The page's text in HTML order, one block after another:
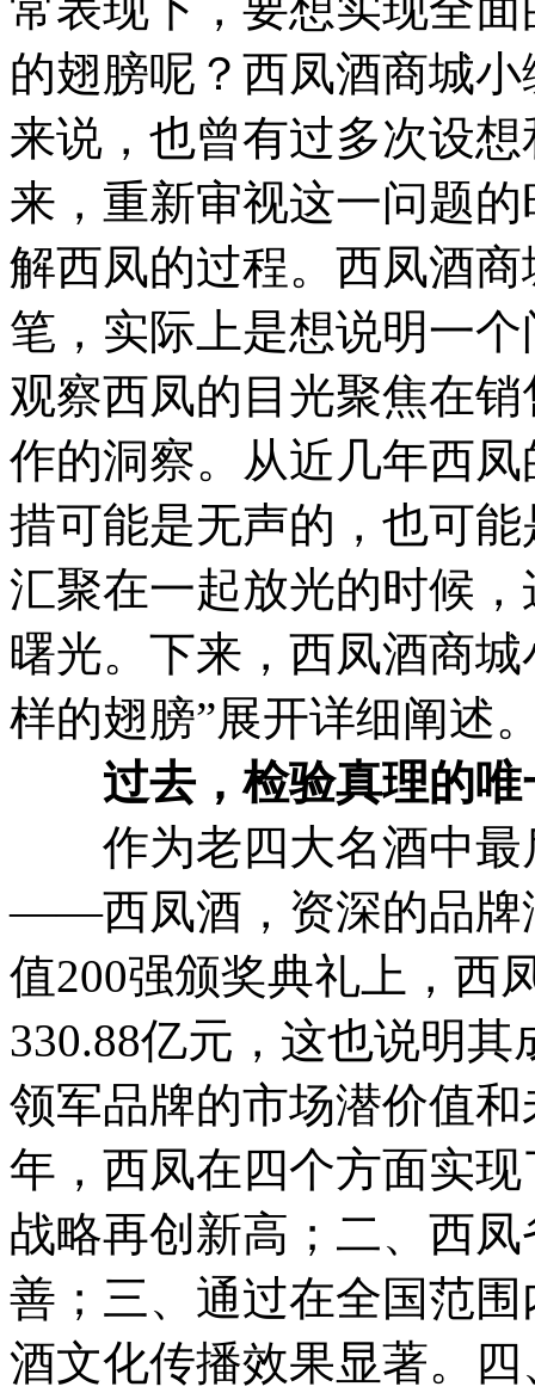
的翅膀呢？西凤酒商城
来说，也曾有过多次设
来，重新审视这一问题
解西凤的过程。西凤酒
笔，实际上是想说明一
观察西凤的目光聚焦在
作的洞察。从近几年西
措可能是无声的，也可
汇聚在一起放光的时候
曙光。下来，西凤酒商
样的翅膀”展开详细阐述
过去，检验真理的唯
作为老四大名酒中最
——西凤酒，资深的品牌
值200强颁奖典礼上，西
330.88亿元，这也说明
领军品牌的市场潜价值
年，西凤在四个方面实
战略再创新高；二、西
善；三、通过在全国范
酒文化传播效果显著。